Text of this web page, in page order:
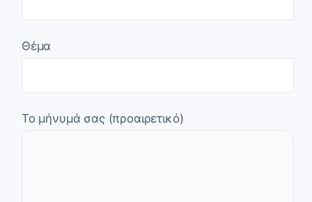
Θέμα
Το μήνυμά σας (προαιρετικό)